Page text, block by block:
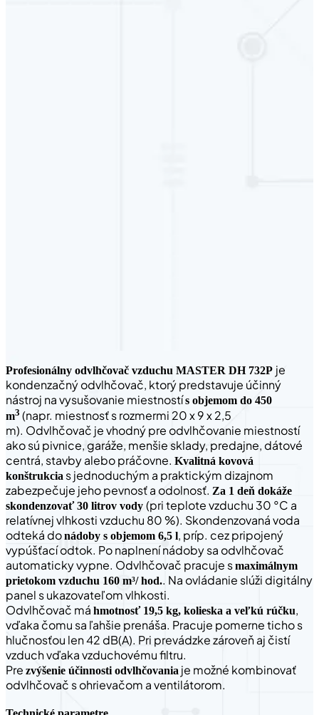
Profesionálny odvlhčovač vzduchu MASTER DH 732P je
kondenzačný odvlhčovač, ktorý predstavuje účinný
nástroj na vysušovanie miestnostís objemom do 450
m3 (napr. miestnosť s rozmermi 20 x 9 x 2,5
m). Odvlhčovač je vhodný pre odvlhčovanie miestností
ako sú pivnice, garáže, menšie sklady, predajne, dátové
centrá, stavby alebo práčovne. Kvalitná kovová
konštrukcia s jednoduchým a praktickým dizajnom
zabezpečuje jeho pevnosť a odolnosť. Za 1 deň dokáže
skondenzovať 30 litrov vody (pri teplote vzduchu 30 °C a
relatívnej vlhkosti vzduchu 80 %). Skondenzovaná voda
odteká donádoby s objemom 6,5 l, príp. cez pripojený
vypúšťací odtok. Po naplnení nádoby sa odvlhčovač
automaticky vypne. Odvlhčovač pracuje smaximálnym
prietokom vzduchu 160 m³/ hod.. Na ovládanie slúži digitálny
panel s ukazovateľom vlhkosti.
Odvlhčovač má hmotnosť 19,5 kg, kolieska a veľkú rúčku,
vďaka čomu sa ľahšie prenáša. Pracuje pomerne ticho s
hlučnosťou len 42 dB(A). Pri prevádzke zároveň aj čistí
vzduch vďaka vzduchovému filtru.
Pre zvýšenie účinnosti odvlhčovania je možné kombinovať
odvlhčovač s ohrievačom a ventilátorom.